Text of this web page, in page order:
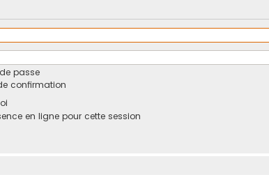
passe
confirmation
en ligne pour cette session